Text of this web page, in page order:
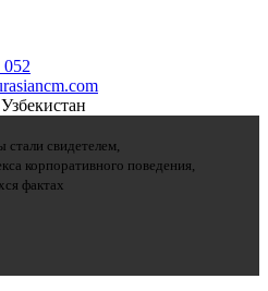
052
свидетелем,
корпоративного поведения,
фактах